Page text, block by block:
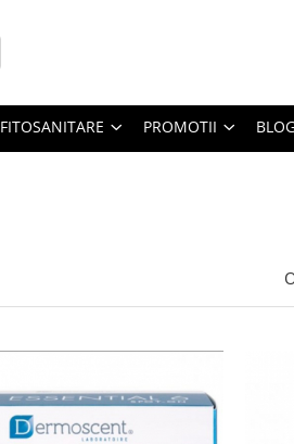
FITOSANITARE PROMOTII